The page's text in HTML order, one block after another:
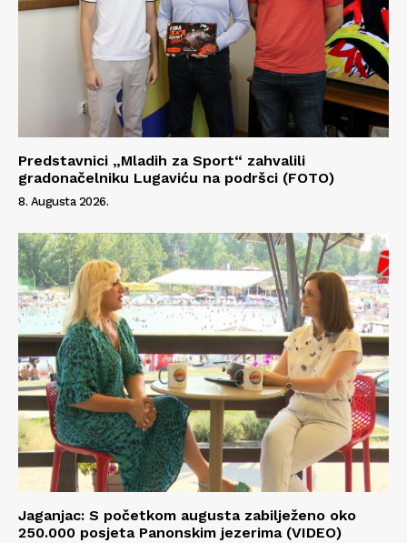
O nama
Impressum
Predstavnici „Mladih za Sport“ zahvalili
gradonačelniku Lugaviću na podršci (FOTO)
8. Augusta 2026.
Jaganjac: S početkom augusta zabilježeno oko
250.000 posjeta Panonskim jezerima (VIDEO)